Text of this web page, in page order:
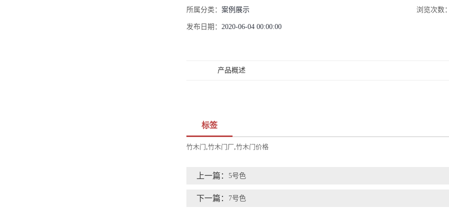
所属分类：案例展示 浏览次数
发布日期：2020-06-04 00:00:00
产品概述
标签
竹木门 ,竹木门厂,竹木门价格
上一篇： 5号色
下一篇： 7号色